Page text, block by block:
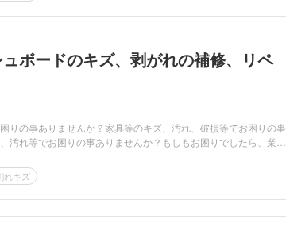
ボードのキズ、剥がれの補修、リペ
りの事ありませんか？家具等のキズ、汚れ、破損等でお困りの事
汚れ等でお困りの事ありませんか？もしもお困りでしたら、業
れキズ